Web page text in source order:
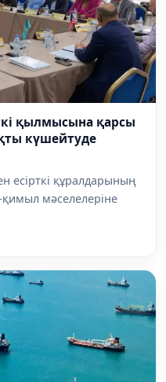
қылмысына қарсы
күшейтуде
есірткі құралдарының
мәселелеріне